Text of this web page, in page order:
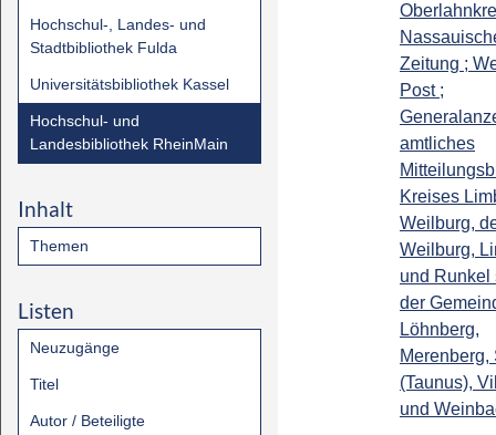
Hochschul-, Landes- und
Stadtbibliothek Fulda
Universitätsbibliothek Kassel
Hochschul- und
Landesbibliothek RheinMain
Inhalt
Themen
Listen
Neuzugänge
Titel
Autor / Beteiligte
Zeitung ;
Post ;
amtliches
Kreises
Weilburg,
Weilburg,
und Runkel
der
Löhnberg,
Merenberg,
(Taunus),
und